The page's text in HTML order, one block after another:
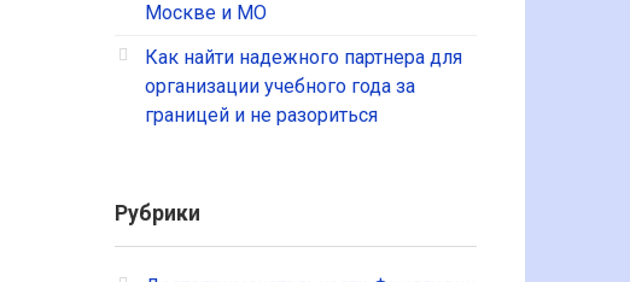
Москве и МО
Как найти надежного партнера для
организации учебного года за
границей и не разориться
Рубрики